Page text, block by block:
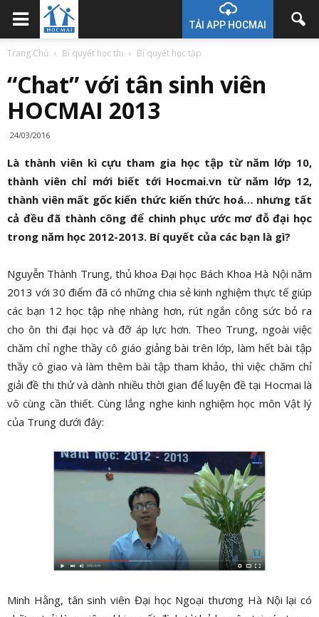
TẢI APP HOCMAI
Trang Chủ Bí quyết học thi Bí quyết học tập
“Chat” với tân sinh viên
HOCMAI 2013
24/03/2016
Là thành viên kì cựu tham gia học tập từ năm lớp 10,
thành viên chỉ mới biết tới Hocmai.vn từ năm lớp 12,
thành viên mất gốc kiến thức kiến thức hoá… nhưng tất
cả đều đã thành công để chinh phục ước mơ đỗ đại học
trong năm học 2012-2013. Bí quyết của các bạn là gì?
Nguyễn Thành Trung, thủ khoa Đại học Bách Khoa Hà Nội năm
2013 với 30 điểm đã có những chia sẻ kinh nghiệm thực tế giúp
các bạn 12 học tập nhẹ nhàng hơn, rút ngắn công sức bỏ ra
cho ôn thi đại học và đỡ áp lực hơn. Theo Trung, ngoài việc
chăm chỉ nghe thầy cô giáo giảng bài trên lớp, làm hết bài tập
thầy cô giao và làm thêm bài tập tham khảo, thì việc chăm chỉ
giải đề thi thử và dành nhiều thời gian để luyện đề tại Hocmai là
vô cùng cần thiết. Cùng lắng nghe kinh nghiệm học môn Vật lý
của Trung dưới đây:
Minh Hằng, tân sinh viên Đại học Ngoại thương Hà Nội lại có